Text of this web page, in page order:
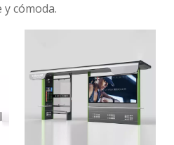
cómoda.